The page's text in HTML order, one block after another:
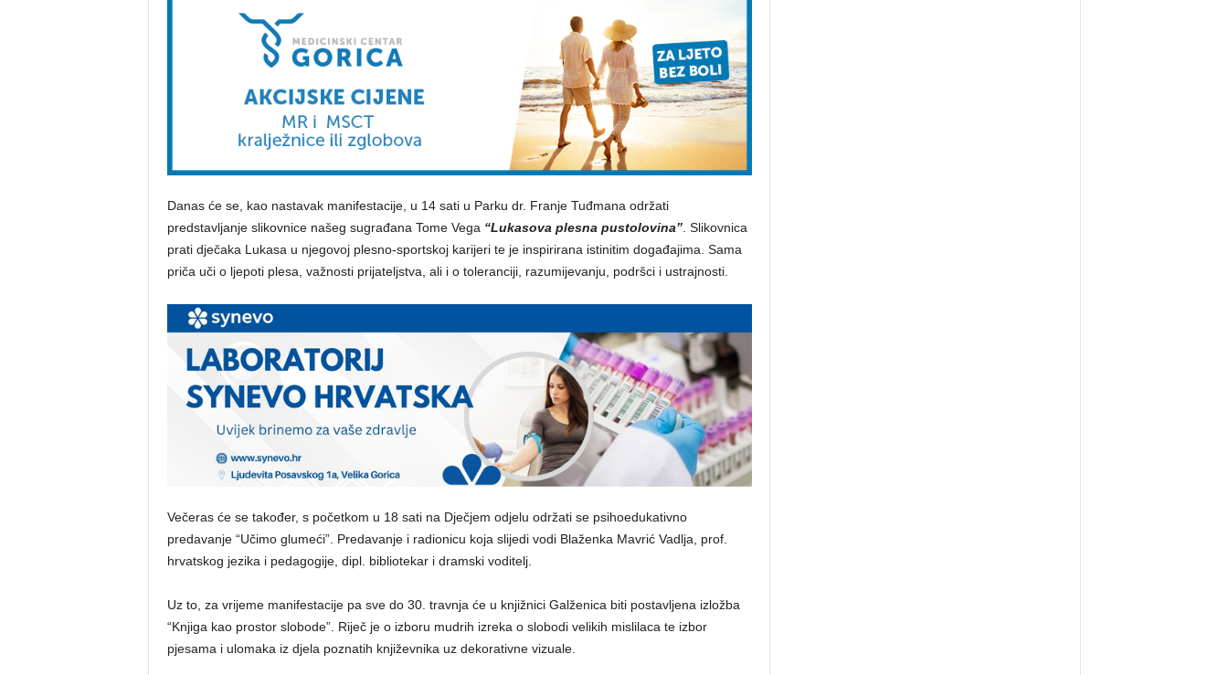
Danas će se, kao nastavak manifestacije, u 14 sati u Parku dr. Franje Tuđmana održati
predstavljanje slikovnice našeg sugrađana Tome Vega “Lukasova plesna pustolovina”. Slikovnica
prati dječaka Lukasa u njegovoj plesno-sportskoj karijeri te je inspirirana istinitim događajima. Sama
priča uči o ljepoti plesa, važnosti prijateljstva, ali i o toleranciji, razumijevanju, podršci i ustrajnosti.
Večeras će se također, s početkom u 18 sati na Dječjem odjelu održati se psihoedukativno
predavanje “Učimo glumeći”. Predavanje i radionicu koja slijedi vodi Blaženka Mavrić Vadlja, prof.
hrvatskog jezika i pedagogije, dipl. bibliotekar i dramski voditelj.
Uz to, za vrijeme manifestacije pa sve do 30. travnja će u knjižnici Galženica biti postavljena izložba
“Knjiga kao prostor slobode”. Riječ je o izboru mudrih izreka o slobodi velikih mislilaca te izbor
pjesama i ulomaka iz djela poznatih književnika uz dekorativne vizuale.